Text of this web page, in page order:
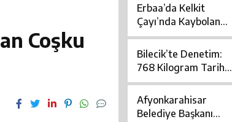
ziyaret etti: Bakın ne görüşüldü?
toplandıCoşku
Erbaa’da Kelkit
Çayı’nda Kaybolan
Şahsı Arama
Çalışmaları Yeniden
Başlatıldı
Bilecik’te Denetim:
768 Kilogram Tarihi
Geçmiş Çaya El
Konuldu
Afyonkarahisar
Belediye Başkanı